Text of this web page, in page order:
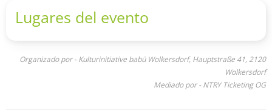
Lugares del evento
Organizado por - Kulturinitiative babü Wolkersdorf, Hauptstraße 41, 2120
Wolkersdorf
Mediado por - NTRY Ticketing OG